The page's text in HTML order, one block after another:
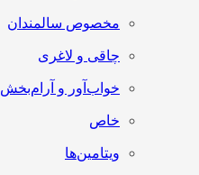
مخصوص سالمندان
چاقی و لاغری
خواب‌آور و آرام‌بخش
خاص
ویتامین‌ها